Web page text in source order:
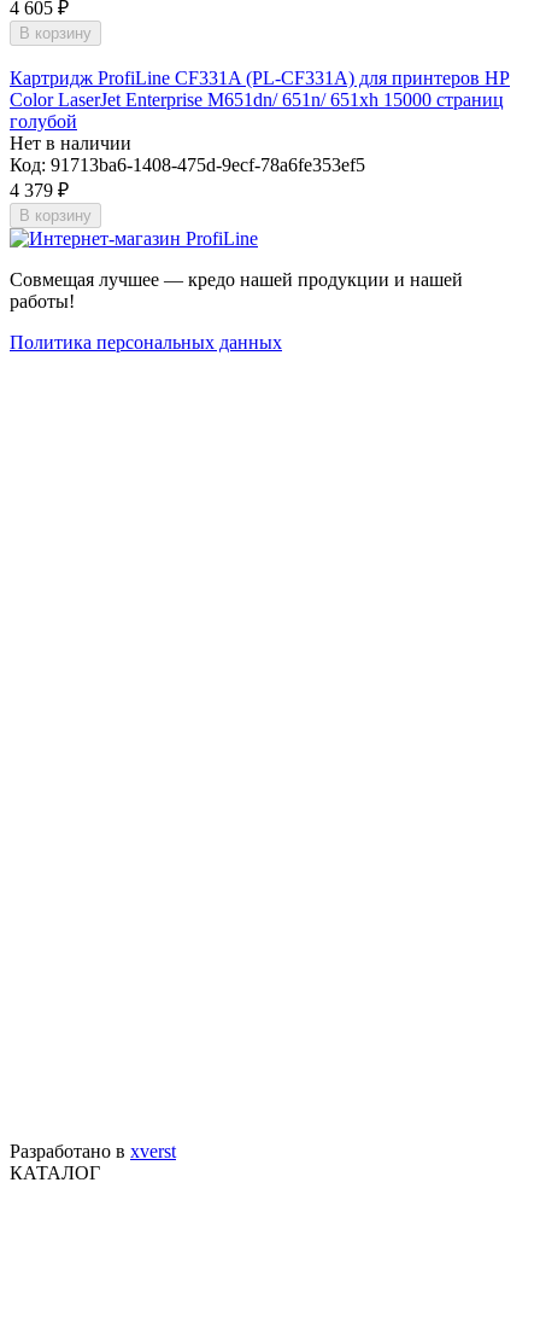
4 605 ₽
В корзину
Картридж ProfiLine CF331A (PL-CF331A) для принтеров HP
Color LaserJet Enterprise M651dn/ 651n/ 651xh 15000 страниц
голубой
Нет в наличии
Код: 91713ba6-1408-475d-9ecf-78a6fe353ef5
4 379 ₽
В корзину
Совмещая лучшее — кредо нашей продукции и нашей
работы!
Политика персональных данных
Разработано в xverst
КАТАЛОГ